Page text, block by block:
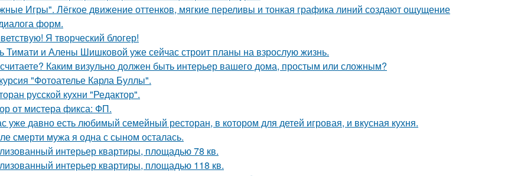
Игры". Лёгкое движение оттенков, мягкие переливы и тонкая графика линий создают ощущение
форм.
Я творческий блогер!
Тимати и Алены Шишковой уже сейчас строит планы на взрослую жизнь.
Каким визульно должен быть интерьер вашего дома, простым или сложным?
"Фотоателье Карла Буллы".
русской кухни "Редактор".
от мистера фикса: ФП.
уже давно есть любимый семейный ресторан, в котором для детей игровая, и вкусная кухня.
смерти мужа я одна с сыном осталась.
интерьер квартиры, площадью 78 кв.
интерьер квартиры, площадью 118 кв.